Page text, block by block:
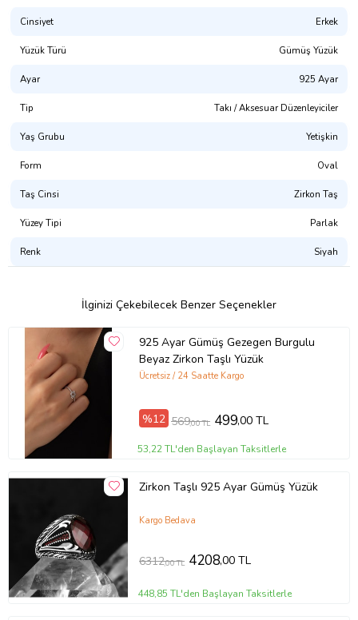
Cinsiyet Erkek
Yüzük Türü Gümüş Yüzük
Ayar 925 Ayar
Tip Takı / Aksesuar Düzenleyiciler
Yaş Grubu Yetişkin
Form Oval
Taş Cinsi Zirkon Taş
Yüzey Tipi Parlak
Renk Siyah
İlginizi Çekebilecek Benzer Seçenekler
925 Ayar Gümüş Gezegen Burgulu
Beyaz Zirkon Taşlı Yüzük
Ücretsiz / 24 Saatte Kargo
%12 569,00 TL 499,00 TL
53,22 TL'den Başlayan Taksitlerle
Zirkon Taşlı 925 Ayar Gümüş Yüzük
Kargo Bedava
6312,00 TL 4208,00 TL
448,85 TL'den Başlayan Taksitlerle